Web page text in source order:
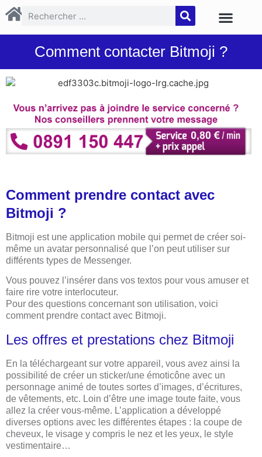
Comment contacter Bitmoji ?
Comment prendre contact avec
Bitmoji ?
Bitmoji est une application mobile qui permet de créer soi-
même un avatar personnalisé que l’on peut utiliser sur
différents types de Messenger.
Vous pouvez l’insérer dans vos textos pour vous amuser et
faire rire votre interlocuteur.
Pour des questions concernant son utilisation, voici
comment prendre contact avec Bitmoji.
Les offres et prestations chez Bitmoji
En la téléchargeant sur votre appareil, vous avez ainsi la
possibilité de créer un sticker/une émoticône avec un
personnage animé de toutes sortes d’images, d’écritures,
de vêtements, etc. Loin d’être une image toute faite, vous
allez la créer vous-même. L’application a développé
diverses options avec les différentes étapes : la coupe de
cheveux, le visage y compris le nez et les yeux, le style
vestimentaire…